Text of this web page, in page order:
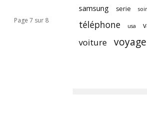
Page 7 sur 8
samsung serie
téléphone usa
voiture voyage